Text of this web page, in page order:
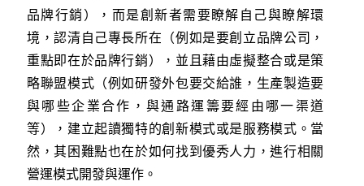
品牌行銷），而是創新者需要瞭解自己與瞭解環
境，認清自己專長所在（例如是要創立品牌公司，
重點即在於品牌行銷），並且藉由虛擬整合或是策
略聯盟模式（例如研發外包要交給誰，生產製造要
與哪些企業合作，與通路運籌要經由哪一渠道
等），建立起讀獨特的創新模式或是服務模式。當
然，其困難點也在於如何找到優秀人力，進行相關
營運模式開發與運作。